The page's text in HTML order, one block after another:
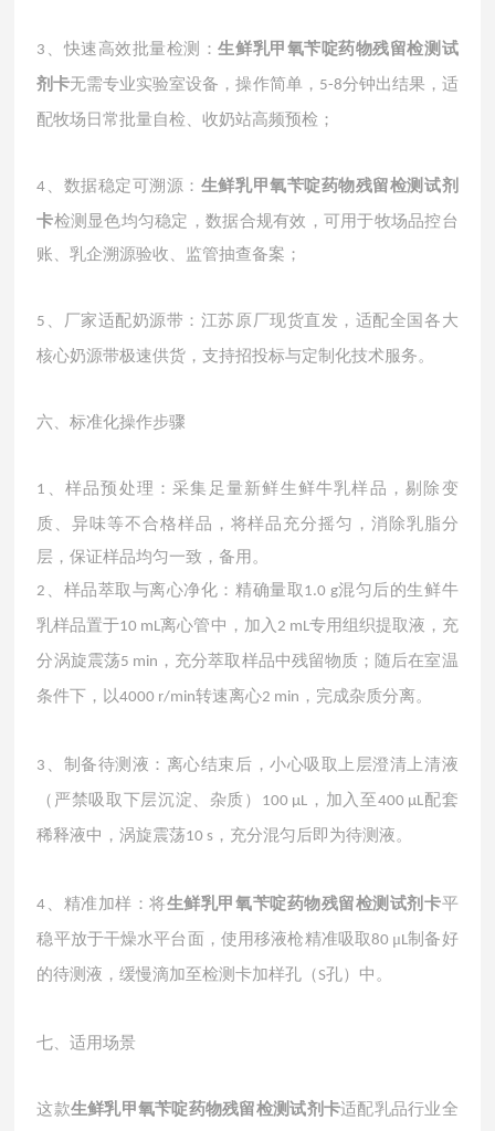
3 快速高效批量检测：生鲜乳甲氧苄啶药物残留检测试
剂卡无需专业实验室设备，操作简单， 5-8分钟出结果，适
配牧场日常批量自检、收奶站高频预检；
4 数据稳定可溯源： 生鲜乳甲氧苄啶药物残留检测试剂
卡检测显色均匀稳定，数据合规有效，可用于牧场品控台
账、乳企溯源验收、监管抽查备案；
5
厂家适配奶源带：江苏原厂现货直发，适配全国各大
核心奶源带极速供货，支持招投标与定制化技术服务。
六、标准化操作步骤
1
样品预处理：采集足量新鲜生鲜牛乳样品，剔除变
质、异味等不合格样品，将样品充分摇匀，消除乳脂分
层，保证样品均匀一致，备用。
2 样品萃取与离心净化：精确量取 1.0 g混匀后的生鲜牛
乳样品置于10 mL离心管中，加入 2 mL专用组织提取液，充
分涡旋震荡5 min ，充分萃取样品中残留物质；随后在室温
条件下，以4000 r/min转速离心2 min ，完成杂质分离。
3
制备待测液：离心结束后，小心吸取上层澄清上清液
（严禁吸取下层沉淀、杂质）
100 µL ，加入至400 µL配套
稀释液中，涡旋震荡10 s ，充分混匀后即为待测液。
4 精准加样：将生鲜乳甲氧苄啶药物残留检测试剂卡平
稳平放于干燥水平台面，使用移液枪精准吸取80 μL制备好
的待测液，缓慢滴加至检测卡加样孔（S孔）中。
七、适用场景
这款生鲜乳甲氧苄啶药物残留检测试剂卡适配乳品行业全